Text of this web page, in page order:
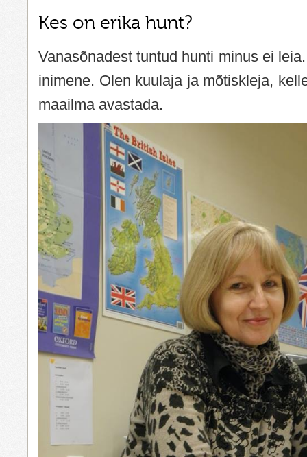
Kes on erika hunt?
Vanasõnadest tuntud hunti minus ei
inimene. Olen kuulaja ja mõtiskleja,
maailma avastada.